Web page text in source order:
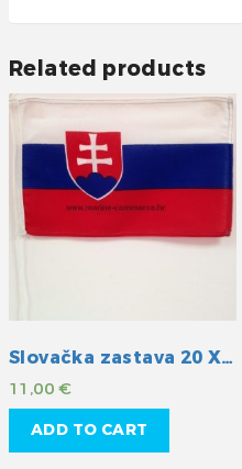
Related products
Slovačka zastava 20 X 30 cm
11,00€
ADD TO CART